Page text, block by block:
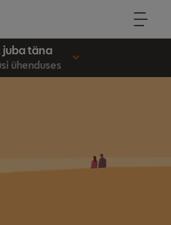
juba täna
ühenduses